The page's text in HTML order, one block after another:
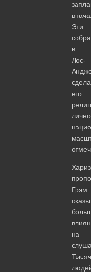
Эти
в
Лос-
его
Грэм
на